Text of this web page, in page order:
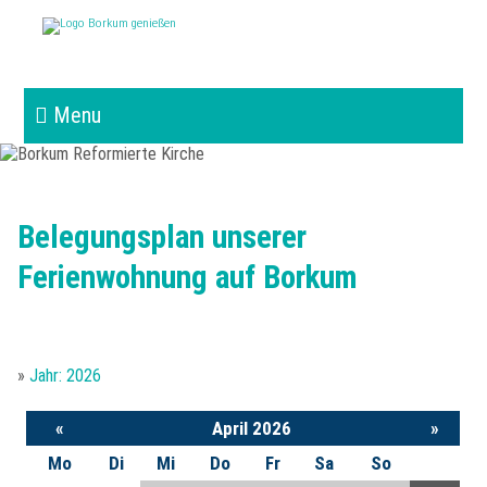
Menu
Ferienwohnung
Die Ferienwohnung
Belegungsplan
Saison & Preise
Urlaub auf Borkum
Winter auf Borkum
Anreise
Strand und Me(h)er
Borkum - Ortsansichten
Anfrageformular
Partner
Belegungsplan unserer
Ferienwohnung auf Borkum
»Jahr: 2026
« April 2026
»
Mo
Di Mi Do Fr Sa
So